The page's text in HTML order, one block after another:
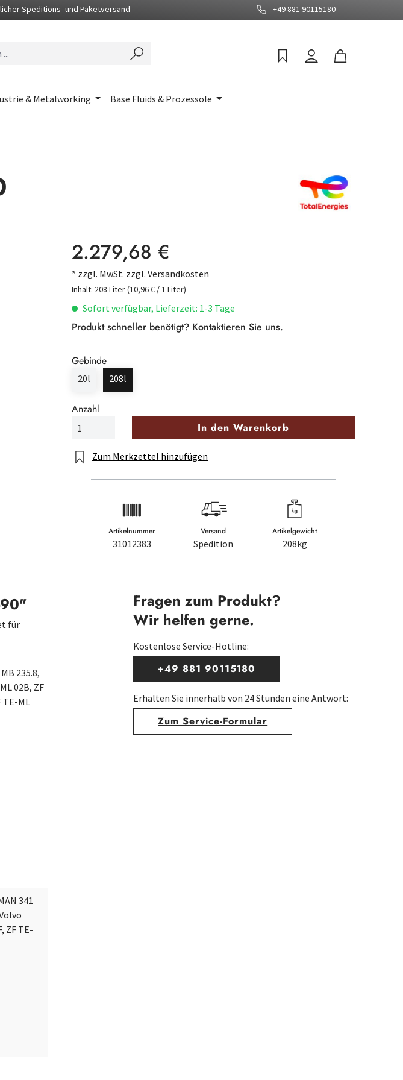
Speditions- und Paketversand +49 881 90115180
& Metalworking Base Fluids & Prozessöle
Regulärer Preis:
2.279,68 €
* zzgl. MwSt. zzgl. Versandkosten
Inhalt: 208 Liter(10,96 € / 1 Liter)
Sofort verfügbar, Lieferzeit: 1-3 Tage
Produkt schneller benötigt? Kontaktieren Sie uns.
Gebinde
20l 208l
Anzahl
In den Warenkorb
Zum Merkzettel hinzufügen
Artikelnummer
31012383
Versand
Spedition
Artikelgewicht
208kg
für
235.8,
02B, ZF
TE-ML
341
ZF TE-
Fragen zum Produkt?
Wir helfen gerne.
Kostenlose Service-Hotline:
+49 881 90115180
Erhalten Sie innerhalb von 24 Stunden eine Antwort:
Zum Service-Formular